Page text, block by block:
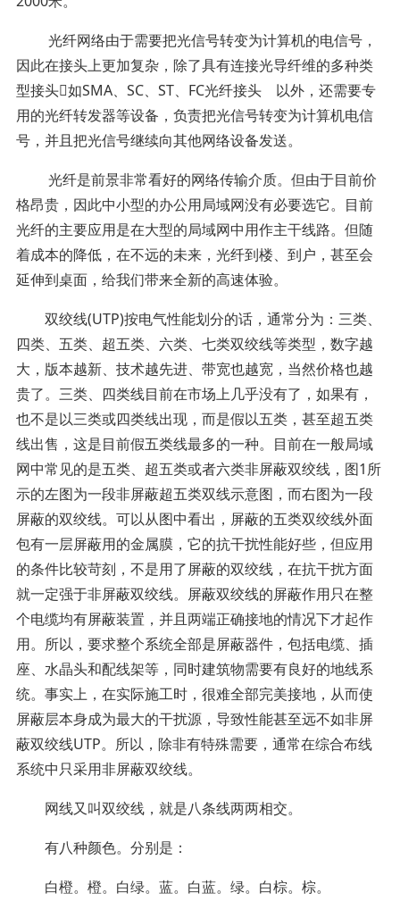
光纤网络由于需要把光信号转变为计算机的电信号，
因此在接头上更加复杂，除了具有连接光导纤维的多种类
型接头如SMA、SC、ST、FC光纤接头 以外，还需要专
用的光纤转发器等设备，负责把光信号转变为计算机电信
号，并且把光信号继续向其他网络设备发送。
光纤是前景非常看好的网络传输介质。但由于目前价
格昂贵，因此中小型的办公用局域网没有必要选它。目前
光纤的主要应用是在大型的局域网中用作主干线路。但随
着成本的降低，在不远的未来，光纤到楼、到户，甚至会
延伸到桌面，给我们带来全新的高速体验。
双绞线(UTP)按电气性能划分的话，通常分为：三类、
四类、五类、超五类、六类、七类双绞线等类型，数字越
大，版本越新、技术越先进、带宽也越宽，当然价格也越
贵了。三类、四类线目前在市场上几乎没有了，如果有，
也不是以三类或四类线出现，而是假以五类，甚至超五类
线出售，这是目前假五类线最多的一种。目前在一般局域
网中常见的是五类、超五类或者六类非屏蔽双绞线，图1所
示的左图为一段非屏蔽超五类双线示意图，而右图为一段
屏蔽的双绞线。可以从图中看出，屏蔽的五类双绞线外面
包有一层屏蔽用的金属膜，它的抗干扰性能好些，但应用
的条件比较苛刻，不是用了屏蔽的双绞线，在抗干扰方面
就一定强于非屏蔽双绞线。屏蔽双绞线的屏蔽作用只在整
个电缆均有屏蔽装置，并且两端正确接地的情况下才起作
用。所以，要求整个系统全部是屏蔽器件，包括电缆、插
座、水晶头和配线架等，同时建筑物需要有良好的地线系
统。事实上，在实际施工时，很难全部完美接地，从而使
屏蔽层本身成为最大的干扰源，导致性能甚至远不如非屏
蔽双绞线UTP。所以，除非有特殊需要，通常在综合布线
系统中只采用非屏蔽双绞线。
网线又叫双绞线，就是八条线两两相交。
有八种颜色。分别是：
白橙。橙。白绿。蓝。白蓝。绿。白棕。棕。